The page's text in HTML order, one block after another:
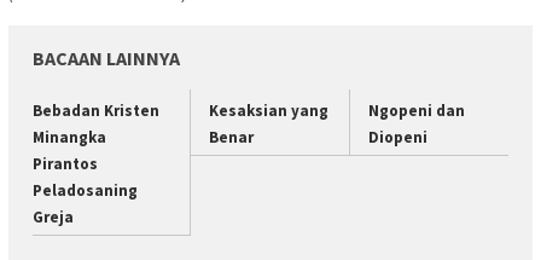
BACAAN LAINNYA
Bebadan Kristen
Minangka
Pirantos
Peladosaning
Greja
Kesaksian yang
Benar
Ngopeni dan
Diopeni